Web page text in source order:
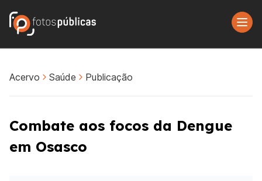
Acervo Saúde Publicação
Combate aos focos da Dengue
em Osasco